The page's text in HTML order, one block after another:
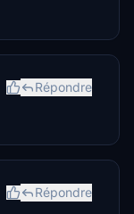
Répondre
Répondre